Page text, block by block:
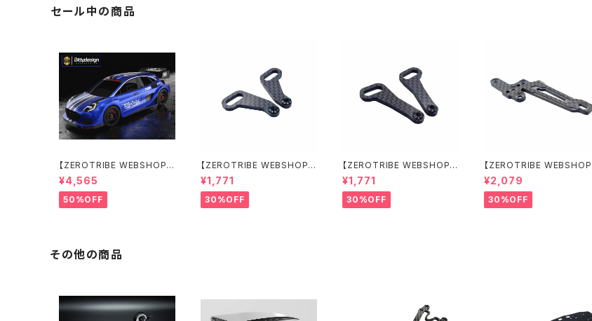
セール中の商品
【ZEROTRIBE WEBSHOP
限定価格】BDRX-190P10R
P10R クリアーボディ 1/10
ラリー 190mm ライトウェイト
¥4,565
50%OFF
【ZEROTRIBE WEBSHOP
限定価格】RCM-X4-CSAR
カーボンリアステアリング
アームセット XRAY X4用
¥1,771
30%OFF
【ZEROTRIBE WEBSHOP
限定価格】RCM-X4-CSAF
カーボンフロントステアリン
グアームセット XRAY X4用
¥1,771
30%OFF
【ZEROTRIBE WEBSHOP
限定価格】RCM-X4-FSM-
GeoCarbon フローティン
グフロントサーボマウント XR
AY X4用
¥2,079
30%OFF
その他の商品